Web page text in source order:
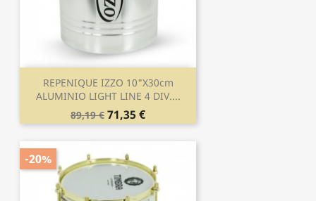
REPENIQUE IZZO 10"x30cm
ALUMINIO LIGHT LINE 4 DIV....
89,19 € 71,35 €
-20%